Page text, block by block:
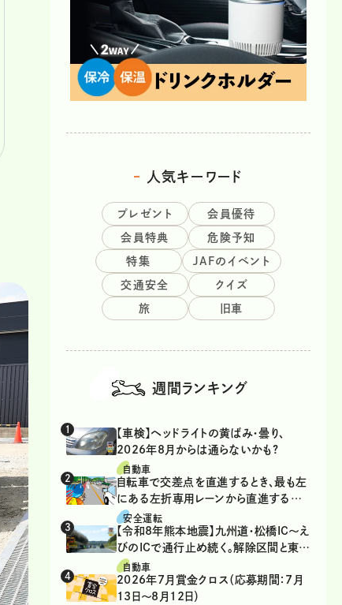
人気キーワード
プレゼント 会員優待
会員特典 危険予知
特集 JAFのイベント
交通安全 クイズ
旅 旧車
週間ランキング
【車検】ヘッドライトの黄ばみ・曇り、
2026年8月からは通らないかも?
自動車
自転車で交差点を直進するとき、最も左
にある左折専用レーンから直進するの
は、違反？
安全運転
【令和8年熊本地震】九州道・松橋IC～え
びのICで通行止め続く。解除区間と東九
州道の迂回ルート
自動車
2026年7月賞金クロス（応募期間：7月
13日～8月12日）